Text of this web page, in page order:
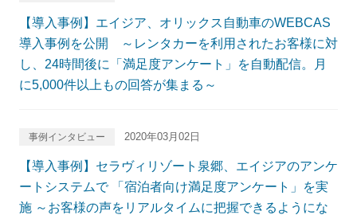
【導入事例】エイジア、オリックス自動車のWEBCAS
導入事例を公開 ～レンタカーを利用されたお客様に対
し、24時間後に「満足度アンケート」を自動配信。月
に5,000件以上もの回答が集まる～
事例インタビュー 2020年03月02日
【導入事例】セラヴィリゾート泉郷、エイジアのアンケ
ートシステムで 「宿泊者向け満足度アンケート」を実
施 ～お客様の声をリアルタイムに把握できるようにな